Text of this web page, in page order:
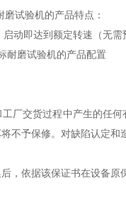
磨试验机的产品特点：
动即达到额定转速（无
耐磨试验机的产品配置
厂交货过程中产生的任
不予保修。对缺陷认定和
，依据该保证书在设备原